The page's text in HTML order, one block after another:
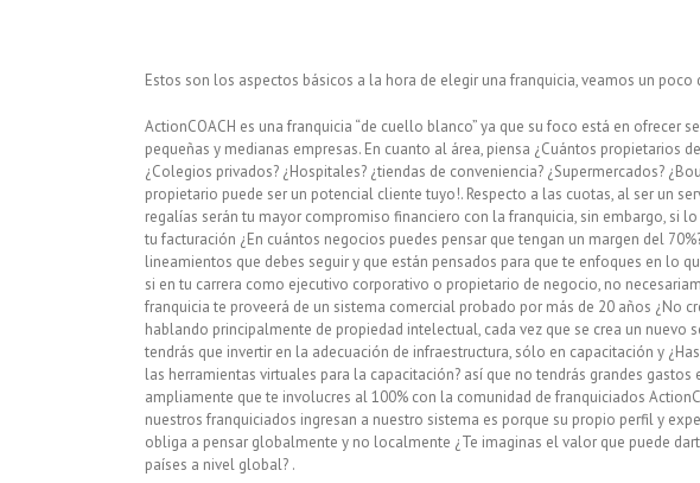
Estos son los aspectos básicos a la hora de elegir una franquicia, veamos un
ActionCOACH es una franquicia “de cuello blanco” ya que su foco está en ofrecer
pequeñas y medianas empresas. En cuanto al área, piensa ¿Cuántos propietarios
¿Colegios privados? ¿Hospitales? ¿tiendas de conveniencia? ¿Supermercados?
propietario puede ser un potencial cliente tuyo!. Respecto a las cuotas, al ser un
regalías serán tu mayor compromiso financiero con la franquicia, sin embargo, si
tu facturación ¿En cuántos negocios puedes pensar que tengan un margen del
lineamientos que debes seguir y que están pensados para que te enfoques en lo
si en tu carrera como ejecutivo corporativo o propietario de negocio, no
franquicia te proveerá de un sistema comercial probado por más de 20 años ¿No
hablando principalmente de propiedad intelectual, cada vez que se crea un nuevo
tendrás que invertir en la adecuación de infraestructura, sólo en capacitación y
las herramientas virtuales para la capacitación? así que no tendrás grandes
ampliamente que te involucres al 100% con la comunidad de franquiciados
nuestros franquiciados ingresan a nuestro sistema es porque su propio perfil y
obliga a pensar globalmente y no localmente ¿Te imaginas el valor que puede
países a nivel global? .